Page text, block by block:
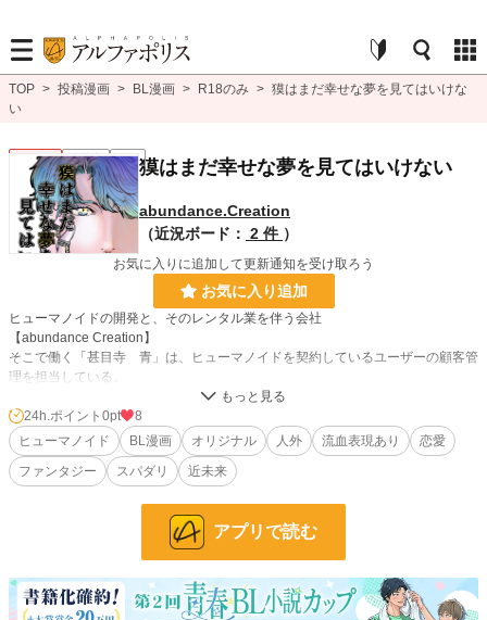
TOP > 投稿漫画 > BL漫画 > R18のみ > 獏はまだ幸せな夢を見てはいけな
い
BL R18 連載中 R18獏はまだ幸せな夢を見てはいけない
abundance.Creation
（近況ボード： 2 件 ）
お気に入りに追加して更新通知を受け取ろう
お気に入り追加
ヒューマノイドの開発と、そのレンタル業を伴う会社
【abundance Creation】
そこで働く「甚目寺 青」は、ヒューマノイドを契約しているユーザーの顧客管
理を担当している。
パートナーの「ミヤ」と共に定期的にユーザー宅を訪問し
ヒューマノイドとユーザーの現状確認を行っている青だったが
ある日、1人のユーザーがノイドのレンタル料金を滞納していることが発覚し…
BL漫画 1,406 位 / 1,406 件
326 位 / 326 件
24h.ポイント 0 pt
24h.ポイント 0pt
8
ヒューマノイド
BL漫画 オリジナル 人外 流血表現あり
恋愛
ファンタジー
スパダリ 近未来
アプリで読む